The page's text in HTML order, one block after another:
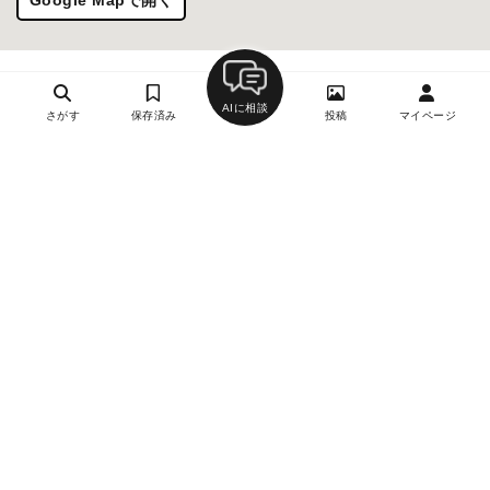
さがす 保存済み
AIに相談
投稿 マイページ